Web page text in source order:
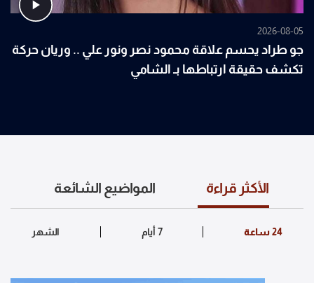
2026-08-05
جو طراد يحسم علاقة محمود نصر ونور علي .. وريان حركة
تكشف حقيقة ارتباطها بـ الشامي
الأكثر قراءة المواضيع الشائعة